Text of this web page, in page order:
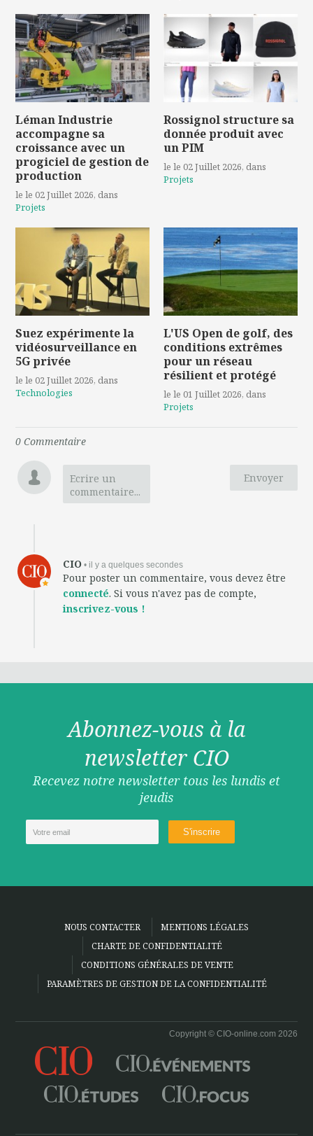
Léman Industrie
accompagne sa
croissance avec un
progiciel de gestion de
production
le le 02 Juillet 2026, dans
Projets
Rossignol structure sa
donnée produit avec
un PIM
le le 02 Juillet 2026, dans
Projets
Suez expérimente la
vidéosurveillance en
5G privée
le le 02 Juillet 2026, dans
Technologies
L'US Open de golf, des
conditions extrêmes
pour un réseau
résilient et protégé
le le 01 Juillet 2026, dans
Projets
0 Commentaire
Envoyer
Ecrire un
commentaire...
CIO • il y a quelques secondes
Pour poster un commentaire, vous devez être
connecté. Si vous n'avez pas de compte,
inscrivez-vous !
Abonnez-vous à la
newsletter CIO
Recevez notre newsletter tous les lundis et
jeudis
NOUS CONTACTER
MENTIONS LÉGALES
CHARTE DE CONFIDENTIALITÉ
CONDITIONS GÉNÉRALES DE VENTE
PARAMÈTRES DE GESTION DE LA CONFIDENTIALITÉ
Copyright © CIO-online.com 2026